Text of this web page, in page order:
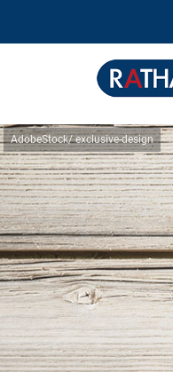
AdobeStock/ exclusive-design